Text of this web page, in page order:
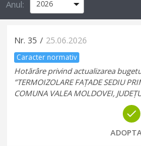
Anul:
Nr. 35 / 25.06.2026
Caracter normativ
Hotărâre privind actualizarea
”TERMOIZOLARE FAȚADE SEDIU
COMUNA VALEA MOLDOVEI,